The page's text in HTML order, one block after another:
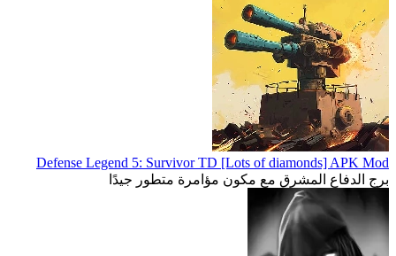
Defense Legend 5: Survivor TD [Lots of diamonds] APK Mod
برج الدفاع المشرق مع مكون مؤامرة متطور جيدًا